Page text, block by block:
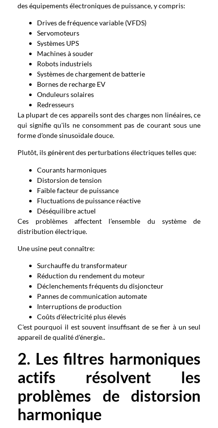
des équipements électroniques de puissance, y compris:
Drives de fréquence variable (VFDS)
Servomoteurs
Systèmes UPS
Machines à souder
Robots industriels
Systèmes de chargement de batterie
Bornes de recharge EV
Onduleurs solaires
Redresseurs
La plupart de ces appareils sont des charges non linéaires, ce
qui signifie qu'ils ne consomment pas de courant sous une
forme d'onde sinusoïdale douce.
Plutôt, ils génèrent des perturbations électriques telles que:
Courants harmoniques
Distorsion de tension
Faible facteur de puissance
Fluctuations de puissance réactive
Déséquilibre actuel
Ces problèmes affectent l’ensemble du système de
distribution électrique.
Une usine peut connaître:
Surchauffe du transformateur
Réduction du rendement du moteur
Déclenchements fréquents du disjoncteur
Pannes de communication automate
Interruptions de production
Coûts d’électricité plus élevés
C'est pourquoi il est souvent insuffisant de se fier à un seul
appareil de qualité d'énergie..
2. Les filtres harmoniques
actifs résolvent les
problèmes de distorsion
harmonique